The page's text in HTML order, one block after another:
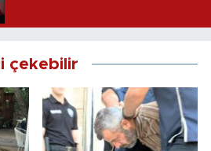
çekebilir